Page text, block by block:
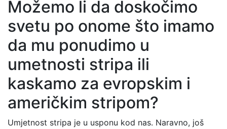
Možemo li da doskočimo
svetu po onome što imamo
da mu ponudimo u
umetnosti stripa ili
kaskamo za evropskim i
američkim stripom?
Umjetnost stripa je u usponu kod nas. Naravno, još